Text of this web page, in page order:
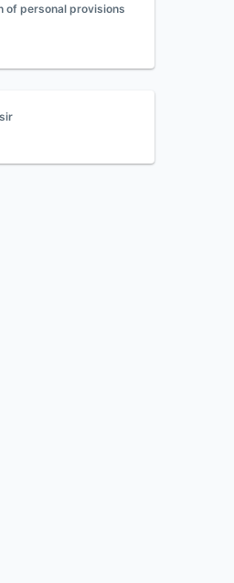
of personal provisions